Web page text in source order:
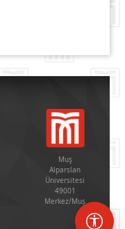
Muş
Alparslan
Üniversitesi
49001
Merkez/Muş